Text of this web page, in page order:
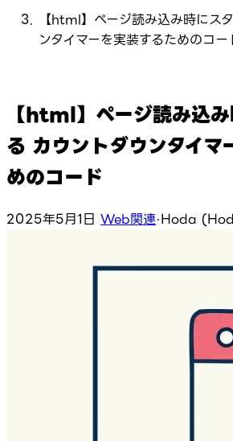
【html】ページ読み込み時にス
ンタイマーを実装するためのコー
【html】ページ読み込
る カウントダウンタイマ
めのコード
2025年5月1日 Web関連·Hoda